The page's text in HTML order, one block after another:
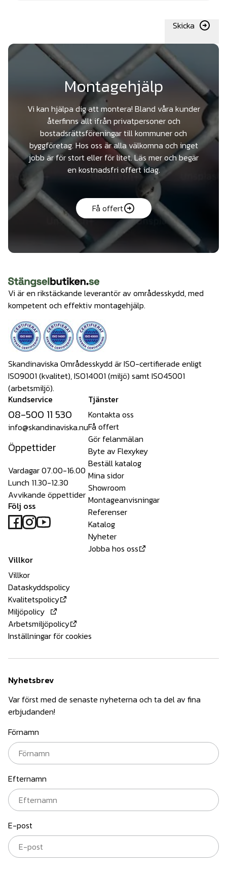
Skicka
Montagehjälp
Vi kan hjälpa dig att montera! Bland våra kunder
återfinns allt ifrån privatpersoner och
bostadsrättsföreningar till kommuner och
byggföretag. Hos oss är alla välkomna och inget
jobb är för stort eller för litet. Läs mer och begär
en kostnadsfri offert idag.
Få offert
Vi är en rikstäckande leverantör av områdesskydd, med
kompetent och effektiv montagehjälp.
Skandinaviska Områdesskydd är ISO-certifierade enligt
ISO9001 (kvalitet), ISO14001 (miljö) samt ISO45001
(arbetsmiljö).
Kundservice
08-500 11 530
info@skandinaviska.nu
Öppettider
Vardagar 07.00-16.00
Lunch 11.30-12.30
Avvikande öppettider
Följ oss
Tjänster
Kontakta oss
Få offert
Gör felanmälan
Byte av Flexykey
Beställ katalog
Mina sidor
Showroom
Montageanvisningar
Referenser
Katalog
Nyheter
Jobba hos oss
Villkor
Villkor
Dataskyddspolicy
Kvalitetspolicy
Miljöpolicy
Arbetsmiljöpolicy
Inställningar för cookies
Nyhetsbrev
Var först med de senaste nyheterna och ta del av fina
erbjudanden!
Förnamn
Efternamn
E-post